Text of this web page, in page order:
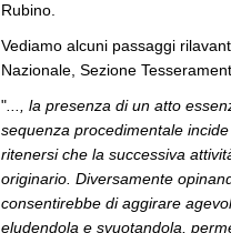
Rubino.
Vediamo alcuni passaggi
Nazionale, Sezione
" ..., la presenza di un atto
sequenza procedimentale
ritenersi che la successiva
originario. Diversamente
consentirebbe di aggirare
eludendola e svuotandola,